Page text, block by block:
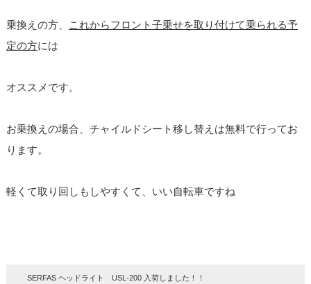
乗換えの方、
これからフロント子乗せを取り付けて乗られる予
定の方には
オススメです。
お乗換えの場合、チャイルドシート移し替えは無料で行ってお
ります。
軽くて取り回しもしやすくて、いい自転車ですね
SERFAS ヘッドライト USL-200 入荷しました！！